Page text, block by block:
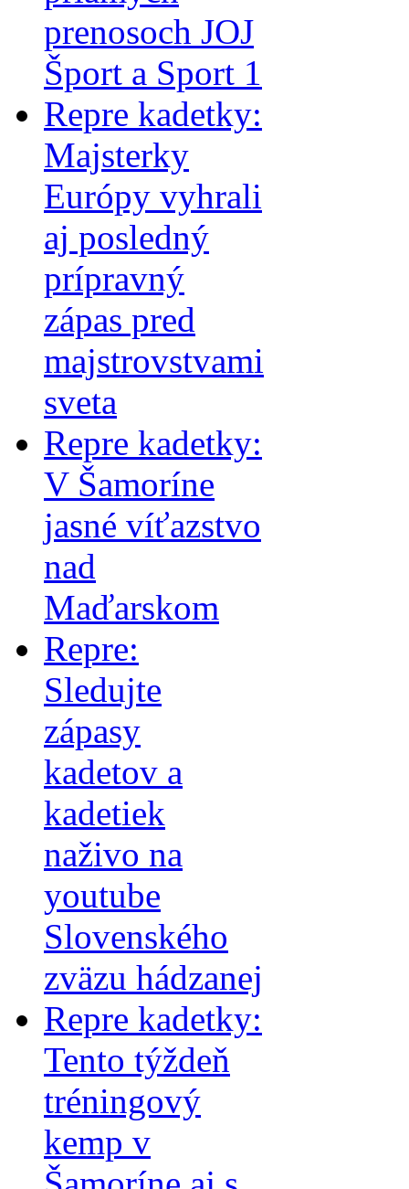
prenosoch JOJ
Šport a Sport 1
Repre kadetky:
Majsterky
Európy vyhrali
aj posledný
prípravný
zápas pred
majstrovstvami
sveta
Repre kadetky:
V Šamoríne
jasné víťazstvo
nad
Maďarskom
Repre:
Sledujte
zápasy
kadetov a
kadetiek
naživo na
youtube
Slovenského
zväzu hádzanej
Repre kadetky:
Tento týždeň
tréningový
kemp v